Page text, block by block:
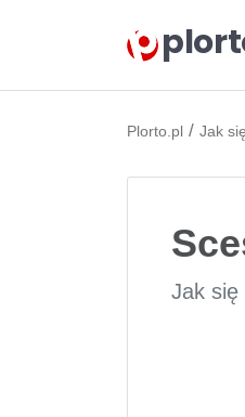
Plorto.pl / Jak
Jak się